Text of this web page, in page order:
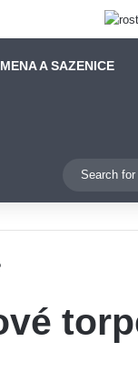
A SAZENICE
Switch skin